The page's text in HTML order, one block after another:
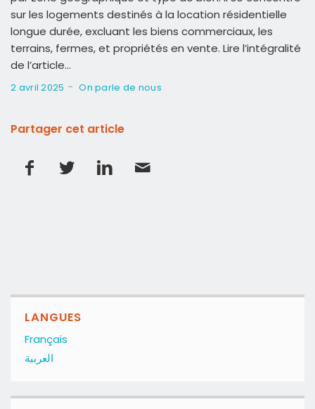
sur les logements destinés à la location résidentielle
longue durée, excluant les biens commerciaux, les
terrains, fermes, et propriétés en vente. Lire l’intégralité
de l’article…
2 avril 2025 - On parle de nous
Partager cet article
LANGUES
Français
العربية